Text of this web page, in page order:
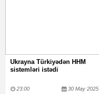
Ukrayna Türkiyədən HHM
sistemləri istədi
23:00 30 May 2025